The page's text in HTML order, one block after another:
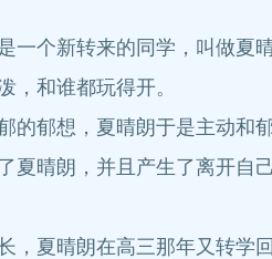
个新转来的同学，叫做夏
，和谁都玩得开。
郁想，夏晴朗于是主动和
晴朗，并且产生了离开
夏晴朗在高三那年又转学